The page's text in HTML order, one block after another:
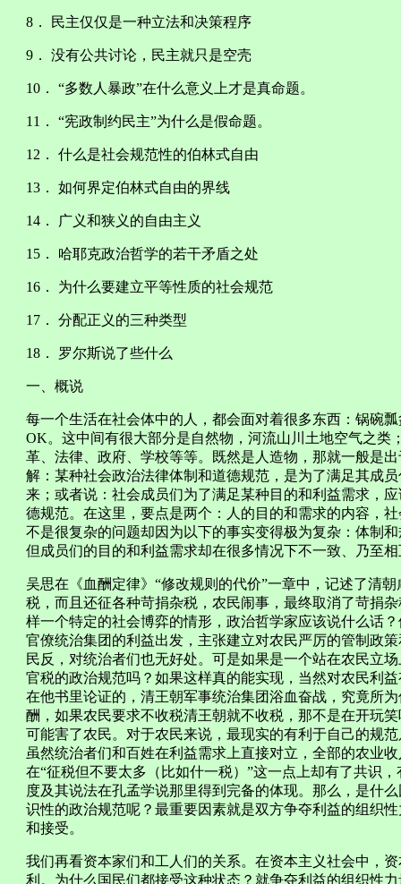
8． 民主仅仅是一种立法和决策程序
9． 没有公共讨论，民主就只是空壳
10． “多数人暴政”在什么意义上才是真命题。
11． “宪政制约民主”为什么是假命题。
12． 什么是社会规范性的伯林式自由
13． 如何界定伯林式自由的界线
14． 广义和狭义的自由主义
15． 哈耶克政治哲学的若干矛盾之处
16． 为什么要建立平等性质的社会规范
17． 分配正义的三种类型
18． 罗尔斯说了些什么
一、概说
每一个生活在社会体中的人，都会面对着很多东西：锅碗
OK。这中间有很大部分是自然物，河流山川土地空气之类
革、法律、政府、学校等等。既然是人造物，那就一般是
解：某种社会政治法律体制和道德规范，是为了满足其成
来；或者说：社会成员们为了满足某种目的和利益需求，
德规范。在这里，要点是两个：人的目的和需求的内容，
不是很复杂的问题却因为以下的事实变得极为复杂：体制
但成员们的目的和利益需求却在很多情况下不一致、乃至
吴思在《血酬定律》“修改规则的代价”一章中，记述了清
税，而且还征各种苛捐杂税，农民闹事，最终取消了苛捐
样一个特定的社会博弈的情形，政治哲学家应该说什么话
官僚统治集团的利益出发，主张建立对农民严厉的管制政
民反，对统治者们也无好处。可是如果是一个站在农民立
官税的政治规范吗？如果这样真的能实现，当然对农民利
在他书里论证的，清王朝军事统治集团浴血奋战，究竟所
酬，如果农民要求不收税清王朝就不收税，那不是在开玩
可能害了农民。对于农民来说，最现实的有利于自己的规
虽然统治者们和百姓在利益需求上直接对立，全部的农业
在“征税但不要太多（比如什一税）”这一点上却有了共识
度及其说法在孔孟学说那里得到完备的体现。那么，是什
识性的政治规范呢？最重要因素就是双方争夺利益的组织
和接受。
我们再看资本家们和工人们的关系。在资本主义社会中，
利。为什么国民们都接受这种状态？就争夺利益的组织性